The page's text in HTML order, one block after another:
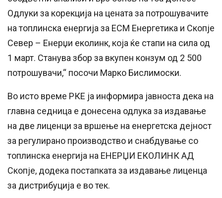
Одлуки за корекција на цената за потрошувачите
на топлинска енергија за ЕСМ Енергетика и Скопје
Север – Енерџи еколинк, која ќе стапи на сила од
1 март. Станува збор за вкупен конзум од 2 500
потрошувачи,“ посочи Марко Бислимоски.
Во исто време РКЕ ја информира јавноста дека на
главна седница е донесена одлука за издавање
на две лиценци за вршење на енергетска дејност
за регулирано производство и снабдување со
топлинска енергија на ЕНЕРЏИ ЕКОЛИНК АД
Скопје, додека постапката за издавање лиценца
за дистрибуција е во тек.